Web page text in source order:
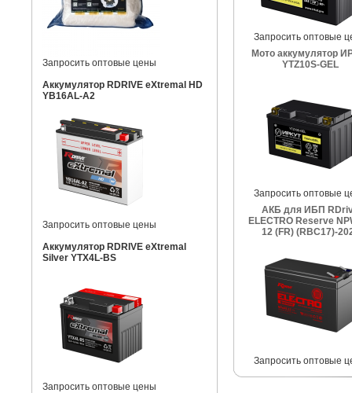
Запросить оптовые цены
Аккумулятор RDRIVE eXtremal HD
YB16AL-A2
Запросить оптовые цены
Аккумулятор RDRIVE eXtremal
Silver YTX4L-BS
Запросить оптовые цены
Запросить оптовые
Мото аккумулятор
YTZ10S-GEL
Запросить оптовые
АКБ для ИБП
ELECTRO Reserve
12 (FR) (RBC17)-
Запросить оптовые